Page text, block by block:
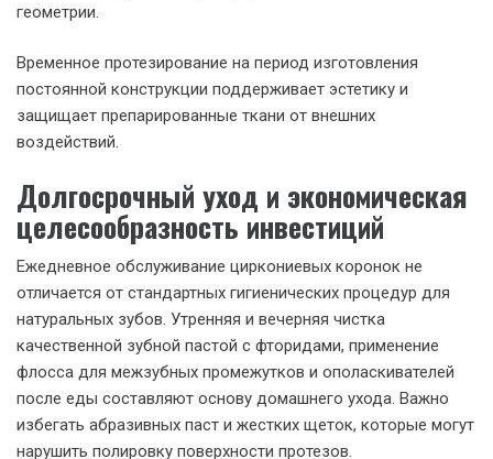
геометрии.
Временное протезирование на период изготовления
постоянной конструкции поддерживает эстетику и
защищает препарированные ткани от внешних
воздействий.
Долгосрочный уход и экономическая
целесообразность инвестиций
Ежедневное обслуживание циркониевых коронок не
отличается от стандартных гигиенических процедур для
натуральных зубов. Утренняя и вечерняя чистка
качественной зубной пастой с фторидами, применение
флосса для межзубных промежутков и ополаскивателей
после еды составляют основу домашнего ухода. Важно
избегать абразивных паст и жестких щеток, которые могут
нарушить полировку поверхности протезов.